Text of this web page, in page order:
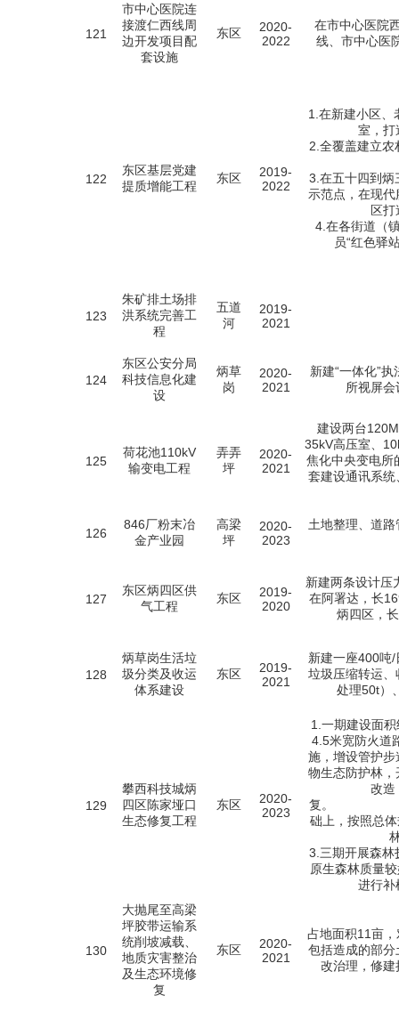
121
市中心医院连
接渡仁西线周
边开发项目配
套设施
东区
2020-
2022
在市中心医院
线、市中心医
122
东区基层党建
提质增能工程
东区
2019-
2022
1.在新建小区、
室，打
2.全覆盖建立
3.在五十四到炳
示范点，在现
区
4.在各街道（
员“红色驿
123
朱矿排土场排
洪系统完善工
程
五道
河
2019-
2021
124
东区公安分局
科技信息化建
设
炳草
岗
2020-
2021
新建“一体化”
所视屏
125
荷花池110kV
输变电工程
弄弄
坪
2020-
2021
建设两台
35kV高压室、
焦化中央变电所
套建设通讯系
126
846厂粉末冶
金产业园
高梁
坪
2020-
2023
土地整理、道
127
东区炳四区供
气工程
东区
2019-
2020
新建两条设计压
在阿署达，长
炳四区，
128
炳草岗生活垃
圾分类及收运
体系建设
东区
2019-
2021
新建一座400吨
垃圾压缩转运
处理50t）
129
攀西科技城炳
四区陈家垭口
生态修复工程
东区
2020-
2023
1.一期建设面
4.5米宽防火道
施，增设管护
物生态防护林
改造
复。 2.
础上，按照总
3.三期开展森林
原生森林质量
进行补
130
大抛尾至高梁
坪胶带运输系
统削坡减载、
地质灾害整治
及生态环境修
复
东区
2020-
2021
占地面积11亩
包括造成的部
改治理，修